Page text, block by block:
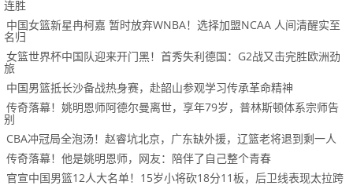
连胜
中国女篮新星冉柯嘉 暂时放弃WNBA！选择加盟NCAA 人间清醒实至
名归
女篮世界杯中国队迎来开门黑！首秀失利德国：G2战又击完胜欧洲劲
旅
中国男篮抵长沙备战热身赛，赴韶山参观学习传承革命精神
传奇落幕！姚明恩师阿德尔曼离世，享年79岁，普林斯顿体系宗师告
别
CBA冲冠局全泡汤！赵睿坑北京，广东缺外援，辽篮老将退到剩一人
传奇落幕！他是姚明恩师，网友：陪伴了自己整个青春
官宣中国男篮12人大名单！15岁小将砍18分11板，后卫线表现太拉跨